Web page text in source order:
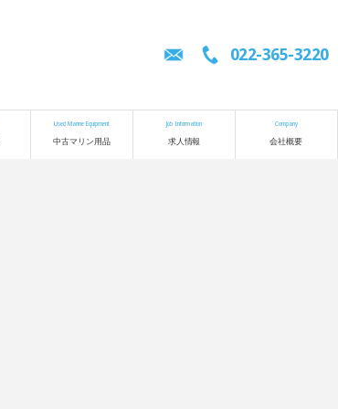
022-365-3220
Used Marine Equipment
中古マリン用品
Job Information
求人情報
Company
会社概要